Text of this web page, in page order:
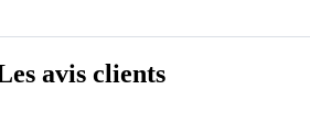
avis clients